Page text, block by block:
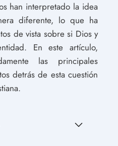
han interpretado la idea
diferente, lo que ha
de vista sobre si Dios y
En este artículo,
las principales
detrás de esta cuestión